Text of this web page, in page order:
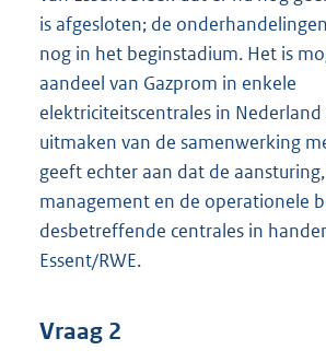
is afgesloten; de
nog in het beginstadium. Het is
aandeel van Gazprom in enkele
elektriciteitscentrales in
uitmaken van de samenwerking
geeft echter aan dat de
management en de operationele
desbetreffende centrales in
Essent/RWE.
Vraag 2